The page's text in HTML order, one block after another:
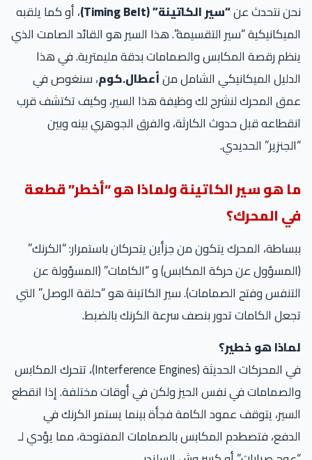
نحن نتحدث عن“سير الكاتينة” (Timing Belt)
، أو كما يلقبه
الميكانيكية “سير التقسيمة”. هذا السير هو القائد الصامت الذي
ينظم رقصة المكابس والصمامات بدقة مليمترية. في هذا
الدليل الميكانيكي الشامل منأعطال.كوم، سنغوص في
عمق المحرك لنشرح لك وظيفة هذا السير، وكيف تكتشف قرب
انقطاعه قبل حدوث الكارثة، والفرق الجوهري بينه وبين
“الجنزير” الحديدي.
ما هو سير الكاتينة ولماذا هو “أخطر” قطعة
في المحرك؟
ببساطة، المحرك يتكون من جزأين يتحركان باستمرار: “الكرنك”
(المسؤول عن حركة المكابس) و “الكامات” (المسؤولة عن
التنفس وفتح الصمامات). سير الكاتينة هو “حلقة الوصل” التي
تجعل الكامات تدور بنصف سرعة الكرنك بالضبط.
لماذا هو خطير؟
في المحركات الحديثة (Interference Engines)، تتحرك المكابس
والصمامات في نفس الحيز ولكن في أوقات مختلفة. إذا انقطع
السير، يتوقف عمود الكامة فجأة بينما يستمر الكرنك في
الدفع، فتصطدم المكابس بالصمامات المفتوحة، مما يؤدي لـ